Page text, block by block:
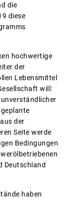
die
diese
hochwertige
der
Lebensmittel
will:
unverständlicher
der
Seite werde
Bedingungen
Deutschland
haben